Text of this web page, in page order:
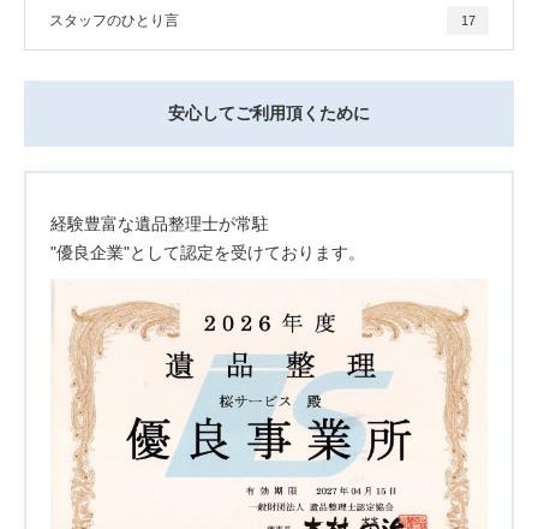
スタッフのひとり言 17
安心してご利用頂くために
経験豊富な遺品整理士が常駐
"優良企業"として認定を受けております。